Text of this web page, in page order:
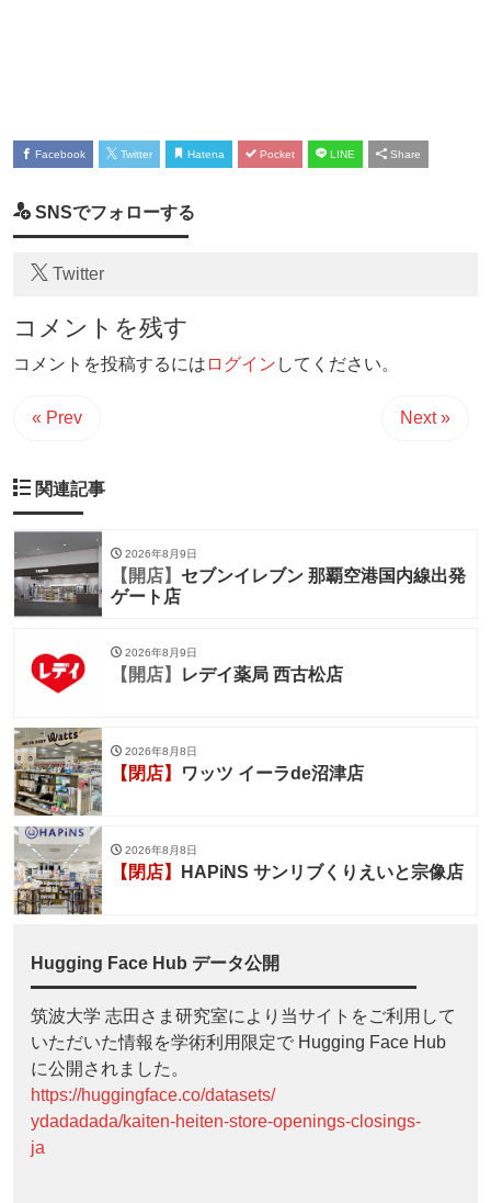
Facebook Twitter Hatena Pocket LINE Share
SNSでフォローする
Twitter
コメントを残す
コメントを投稿するには ログイン してください。
« Prev Next »
関連記事
2026年8月9日
【開店】 セブンイレブン 那覇空港国内線出発
ゲート店
2026年8月9日
【開店】 レデイ薬局 西古松店
2026年8月8日
【閉店】 ワッツ イーラde沼津店
2026年8月8日
【閉店】 HAPiNS サンリブくりえいと宗像店
Hugging Face Hub データ公開
筑波大学 志田さま研究室により当サイトをご利用して
いただいた情報を学術利用限定で Hugging Face Hub
に公開されました。
https://huggingface.co/datasets/
ydadadada/kaiten-heiten-store-openings-closings-
ja